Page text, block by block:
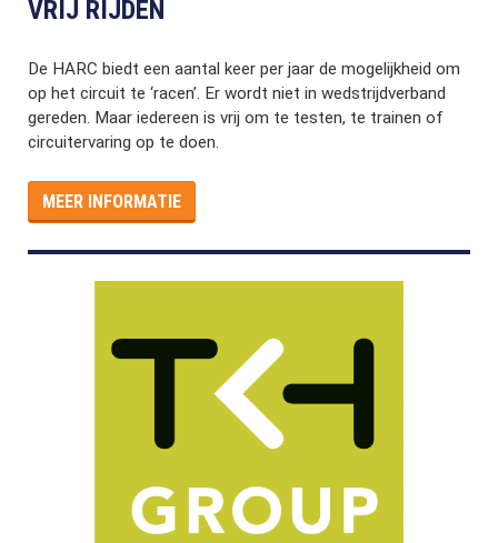
VRIJ RIJDEN
De HARC biedt een aantal keer per jaar de mogelijkheid om
op het circuit te ‘racen’. Er wordt niet in wedstrijdverband
gereden. Maar iedereen is vrij om te testen, te trainen of
circuitervaring op te doen.
MEER INFORMATIE